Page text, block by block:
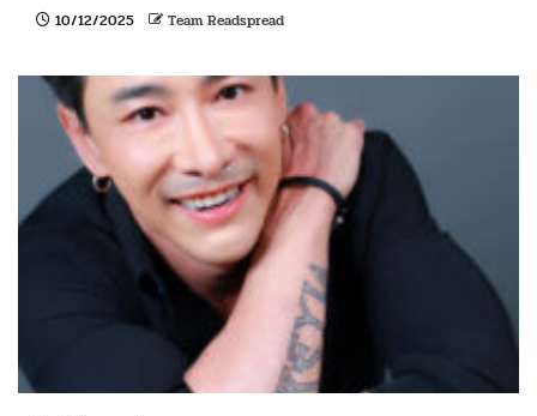
10/12/2025 Team Readspread